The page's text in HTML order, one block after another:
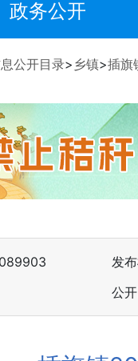
政务公开
公开目录> 乡镇>插旗
发
公